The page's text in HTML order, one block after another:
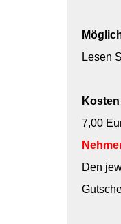
Lesen
Kosten
7,00
Den